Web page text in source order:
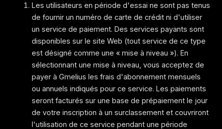
Les utilisateurs en période d'essai ne sont pas tenus
de fournir un numéro de carte de crédit ni d'utiliser
un service de paiement. Des services payants sont
disponibles sur le site Web (tout service de ce type
est désigné comme une « mise à niveau »). En
sélectionnant une mise à niveau, vous acceptez de
payer à Gmelius les frais d'abonnement mensuels
ou annuels indiqués pour ce service. Les paiements
seront facturés sur une base de prépaiement le jour
de votre inscription à un surclassement et couvriront
l'utilisation de ce service pendant une période